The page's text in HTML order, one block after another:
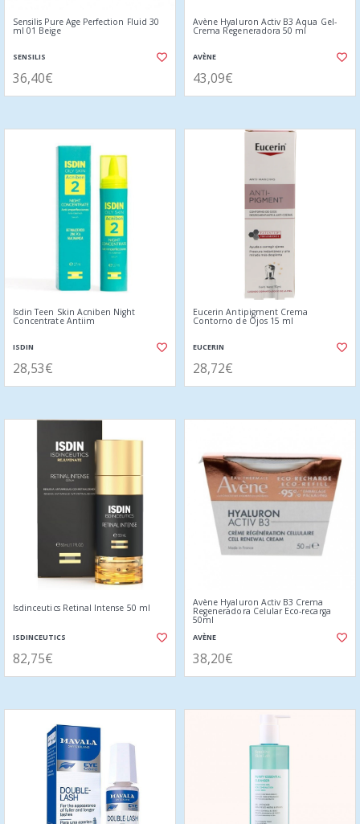
Sensilis Pure Age Perfection Fluid 30
ml 01 Beige
SENSILIS
36,40€
Avène Hyaluron Activ B3 Aqua Gel-
Crema Regeneradora 50 ml
AVÈNE
43,09€
Isdin Teen Skin Acniben Night
Concentrate Antiim
ISDIN
28,53€
Eucerin Antipigment Crema
Contorno de Ojos 15 ml
EUCERIN
28,72€
Isdinceutics Retinal Intense 50 ml
ISDINCEUTICS
82,75€
Avène Hyaluron Activ B3 Crema
Regeneradora Celular Eco-recarga
50ml
AVÈNE
38,20€